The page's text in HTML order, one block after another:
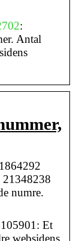
:
Antal
numre.
Et
websidens